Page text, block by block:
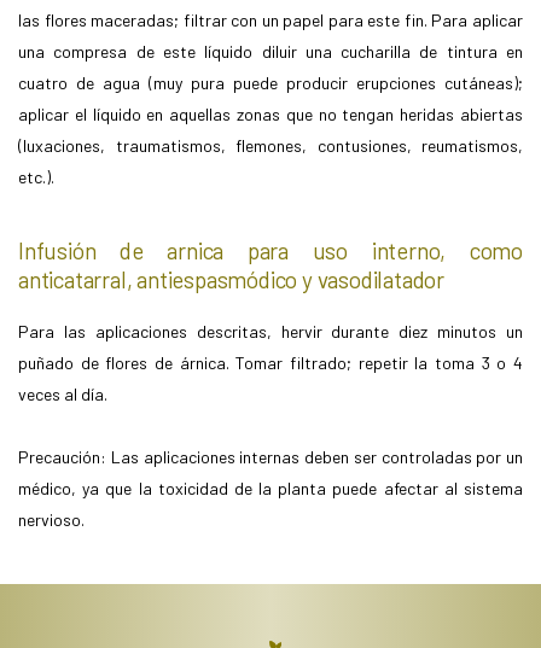
las flores maceradas; filtrar con un papel para este fin. Para aplicar
una compresa de este líquido diluir una cucharilla de tintura en
cuatro de agua (muy pura puede producir erupciones cutáneas);
aplicar el líquido en aquellas zonas que no tengan heridas abiertas
(luxaciones, traumatismos, flemones, contusiones, reumatismos,
etc.).
Infusión de arnica para uso interno, como
anticatarral, antiespasmódico y vasodilatador
Para las aplicaciones descritas, hervir durante diez minutos un
puñado de flores de árnica. Tomar filtrado; repetir la toma 3 o 4
veces al día.
Precaución: Las aplicaciones internas deben ser controladas por un
médico, ya que la toxicidad de la planta puede afectar al sistema
nervioso.